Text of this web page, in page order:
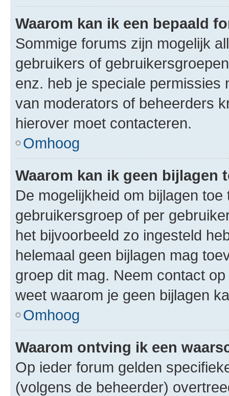
Waarom kan ik een bepaald
Sommige forums zijn mogelijk
gebruikers of
enz. heb je speciale permissies
van moderators of beheerders
hierover moet contacteren.
Omhoog
Waarom kan ik geen bijlagen
De mogelijkheid om bijlagen
gebruikersgroep of per
het bijvoorbeeld zo ingesteld
helemaal geen bijlagen mag
groep dit mag. Neem contact
weet waarom je geen bijlagen
Omhoog
Waarom ontving ik een
Op ieder forum gelden
(volgens de beheerder)